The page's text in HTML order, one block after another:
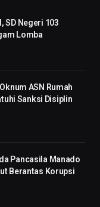
SD Negeri 103
Lomba
ASN Rumah
Sanksi Disiplin
Pancasila Manado
Berantas Korupsi